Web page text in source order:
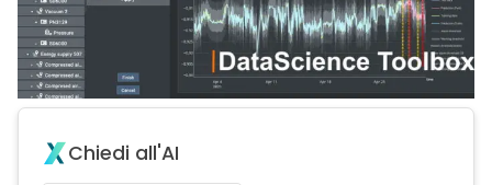
Chiedi all'AI